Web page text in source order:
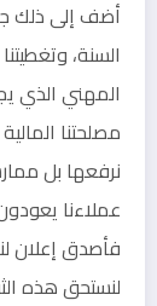
أضف إلى ذلك
السنة،
المهني الذي
مصلحتنا
نرفعها بل
عملاءنا
فأصدق إعلان
لنستحق هذه